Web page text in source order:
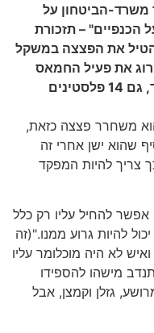
משרד-הביטחון על
הכנפיים" – תזכורת
את הפצצה במשקל
את פעיל החמאס
צאלח שחאטה. הפצצה הרגה, כזכור, גם 14 פלסטינים
משחרר פצצה כזאת,
שהוא ישן אחרי זה
צריך להיות המפקד
להחיל עליו רק כלל
להיות גרוע ממנו."(זה
לא היה מוכלומר עליו
מישהו להספידו
גזלן וקמצן, אבל